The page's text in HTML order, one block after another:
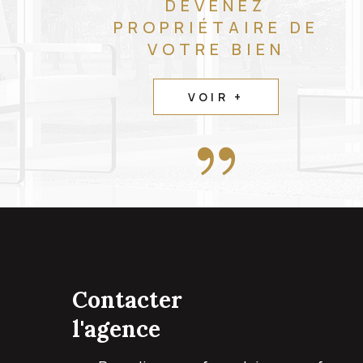
DEVENEZ
PROPRIÉTAIRE DE
VOTRE BIEN
VOIR +
contacter
l'agence